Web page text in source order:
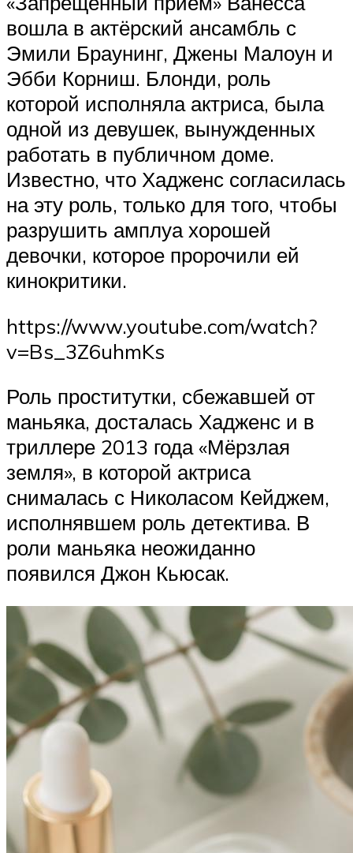
вошла в актёрский ансамбль с
Эмили Браунинг, Джены Малоун и
Эбби Корниш. Блонди, роль
которой исполняла актриса, была
одной из девушек, вынужденных
работать в публичном доме.
Известно, что Хадженс согласилась
на эту роль, только для того, чтобы
разрушить амплуа хорошей
девочки, которое пророчили ей
кинокритики.
https://www.youtube.com/watch?
v=Bs_3Z6uhmKs
Роль проститутки, сбежавшей от
маньяка, досталась Хадженс и в
триллере 2013 года «Мёрзлая
земля», в которой актриса
снималась с Николасом Кейджем,
исполнявшем роль детектива. В
роли маньяка неожиданно
появился Джон Кьюсак.